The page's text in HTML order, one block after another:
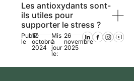
Les antioxydants sont-
ils utiles pour
supporter le stress ?
Publié
le
17
octobre
2024
Mis
à
jour
le:
26
novembre
2025